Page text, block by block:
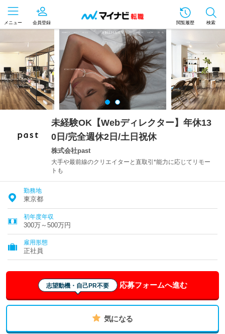
メニュー 会員登録 閲覧履歴 検索
未経験OK【Webディレクター】年休13
0日/完全週休2日/土日祝休
株式会社past
大手や最前線のクリエイターと直取引*能力に応じてリモー
トも
勤務地
東京都
初年度年収
300万～500万円
雇用形態
正社員
志望動機・自己PR不要 応募フォームへ進む
気になる